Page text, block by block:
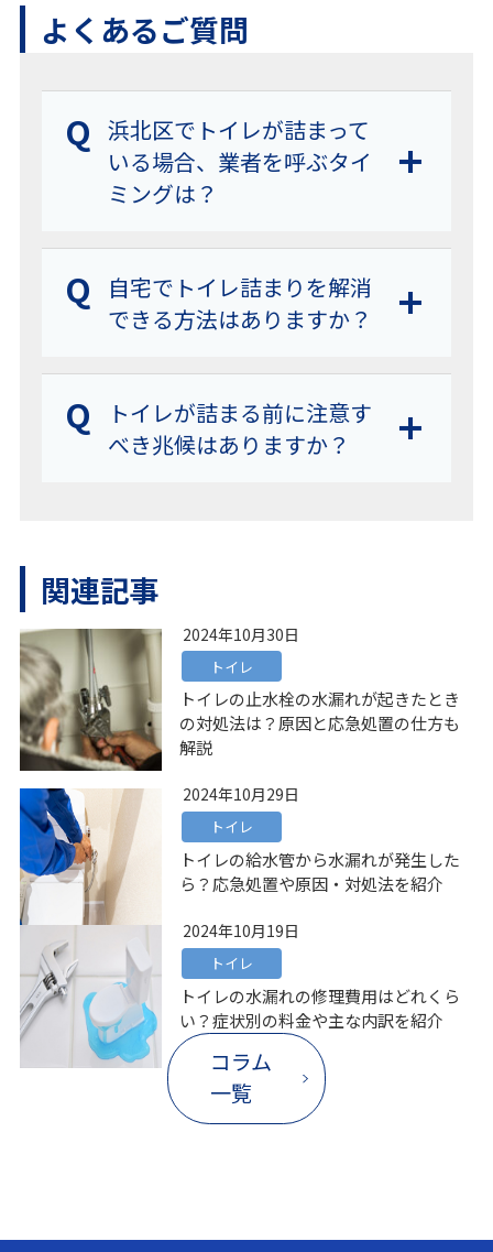
よくあるご質問
Q 浜北区でトイレが詰まって
いる場合、業者を呼ぶタイ
ミングは？
Q
自宅でトイレ詰まりを解消
できる方法はありますか？
Q
トイレが詰まる前に注意す
べき兆候はありますか？
関連記事
2024年10月30日
トイレ
トイレの止水栓の水漏れが起きたとき
の対処法は？原因と応急処置の仕方も
解説
2024年10月29日
トイレ
トイレの給水管から水漏れが発生した
ら？応急処置や原因・対処法を紹介
2024年10月19日
トイレ
トイレの水漏れの修理費用はどれくら
い？症状別の料金や主な内訳を紹介
コラム
一覧